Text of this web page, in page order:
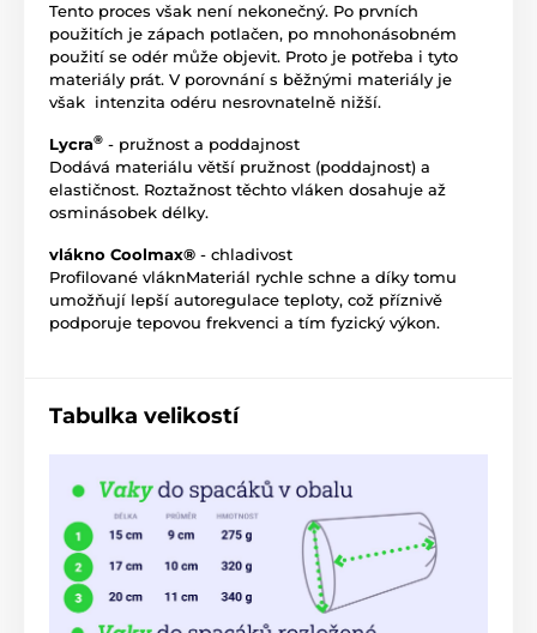
Tento proces však není nekonečný. Po prvních
použitích je zápach potlačen, po mnohonásobném
použití se odér může objevit. Proto je potřeba i tyto
materiály prát. V porovnání s běžnými materiály je
však intenzita odéru nesrovnatelně nižší.
Lycra® - pružnost a poddajnost
Dodává materiálu větší pružnost (poddajnost) a
elastičnost. Roztažnost těchto vláken dosahuje až
osminásobek délky.
vlákno Coolmax® - chladivost
Profilované vláknMateriál rychle schne a díky tomu
umožňují lepší autoregulace teploty, což příznivě
podporuje tepovou frekvenci a tím fyzický výkon.
Tabulka velikostí